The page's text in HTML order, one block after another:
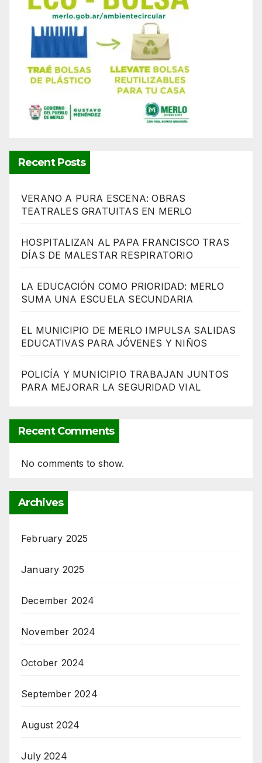
Recent Posts
VERANO A PURA ESCENA: OBRAS
TEATRALES GRATUITAS EN MERLO
HOSPITALIZAN AL PAPA FRANCISCO TRAS
DÍAS DE MALESTAR RESPIRATORIO
LA EDUCACIÓN COMO PRIORIDAD: MERLO
SUMA UNA ESCUELA SECUNDARIA
EL MUNICIPIO DE MERLO IMPULSA SALIDAS
EDUCATIVAS PARA JÓVENES Y NIÑOS
POLICÍA Y MUNICIPIO TRABAJAN JUNTOS
PARA MEJORAR LA SEGURIDAD VIAL
Recent Comments
No comments to show.
Archives
February 2025
January 2025
December 2024
November 2024
October 2024
September 2024
August 2024
July 2024